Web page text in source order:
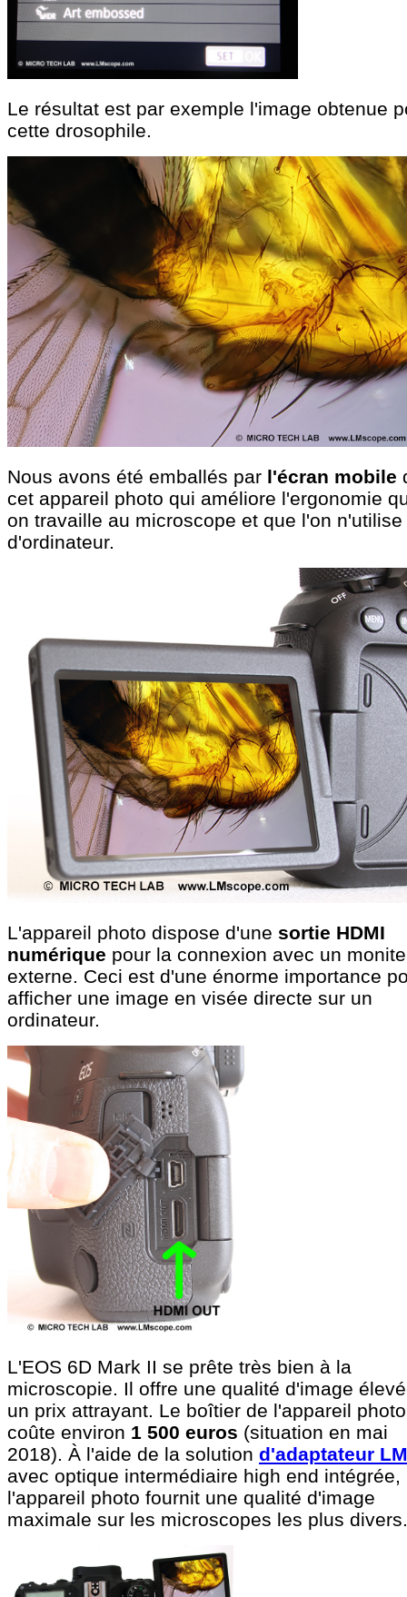
Le résultat est par exemple l'image obtenue
cette drosophile.
Nous avons été emballés par l'écran mobile
cet appareil photo qui améliore l'ergonomie
on travaille au microscope et que l'on n'utilise
d'ordinateur.
L'appareil photo dispose d'une sortie HDMI
numérique pour la connexion avec un
externe. Ceci est d'une énorme importance
afficher une image en visée directe sur un
ordinateur.
L'EOS 6D Mark II se prête très bien à la
microscopie. Il offre une qualité d'image
un prix attrayant. Le boîtier de l'appareil photo
coûte environ 1 500 euros (situation en mai
2018). À l'aide de la solution d'adaptateur LM
avec optique intermédiaire high end intégrée,
l'appareil photo fournit une qualité d'image
maximale sur les microscopes les plus divers.